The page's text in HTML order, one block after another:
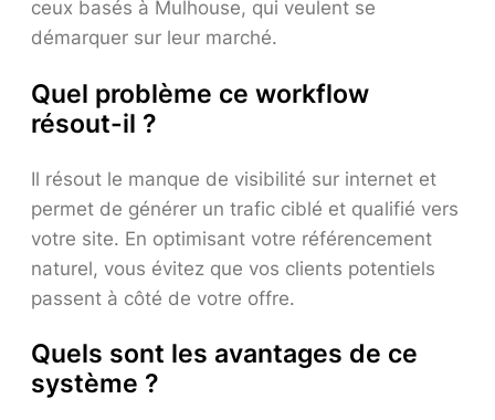
ceux basés à Mulhouse, qui veulent se
démarquer sur leur marché.
Quel problème ce workflow
résout-il ?
Il résout le manque de visibilité sur internet et
permet de générer un trafic ciblé et qualifié vers
votre site. En optimisant votre référencement
naturel, vous évitez que vos clients potentiels
passent à côté de votre offre.
Quels sont les avantages de ce
système ?